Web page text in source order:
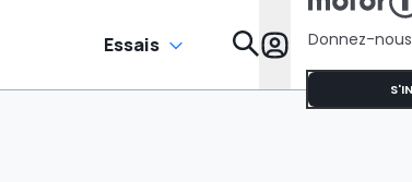
Essais Donnez-